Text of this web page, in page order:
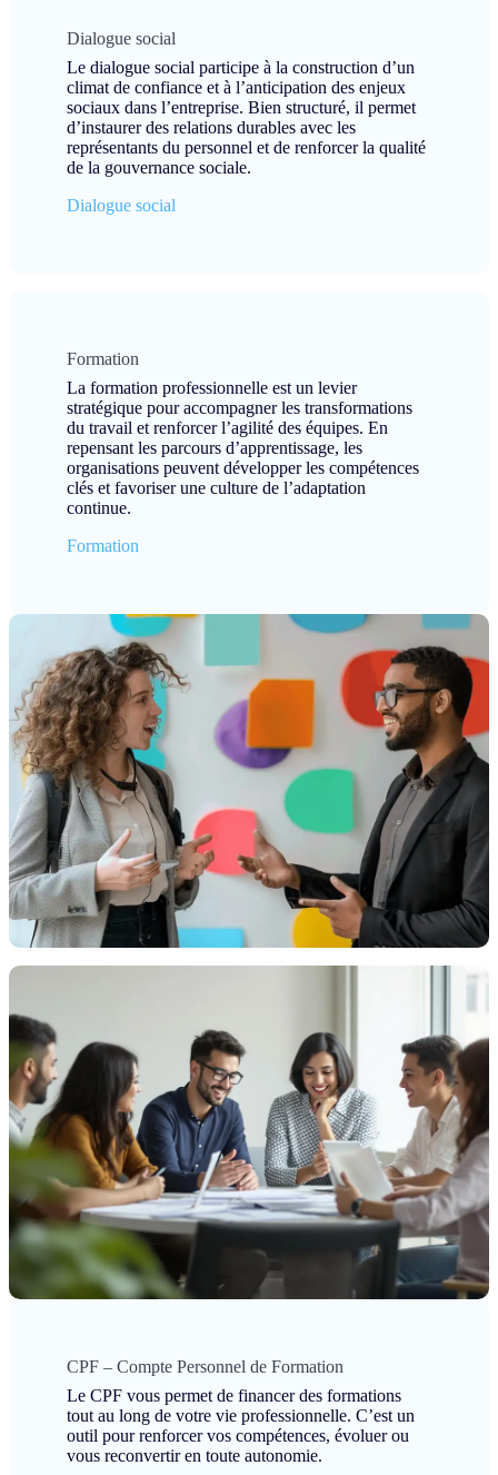
Dialogue social
Le dialogue social participe à la construction d’un
climat de confiance et à l’anticipation des enjeux
sociaux dans l’entreprise. Bien structuré, il permet
d’instaurer des relations durables avec les
représentants du personnel et de renforcer la qualité
de la gouvernance sociale.
Dialogue social
Formation
La formation professionnelle est un levier
stratégique pour accompagner les transformations
du travail et renforcer l’agilité des équipes. En
repensant les parcours d’apprentissage, les
organisations peuvent développer les compétences
clés et favoriser une culture de l’adaptation
continue.
Formation
CPF – Compte Personnel de Formation
Le CPF vous permet de financer des formations
tout au long de votre vie professionnelle. C’est un
outil pour renforcer vos compétences, évoluer ou
vous reconvertir en toute autonomie.